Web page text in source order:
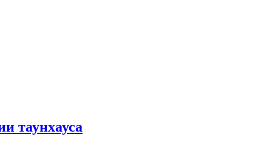
таунхауса